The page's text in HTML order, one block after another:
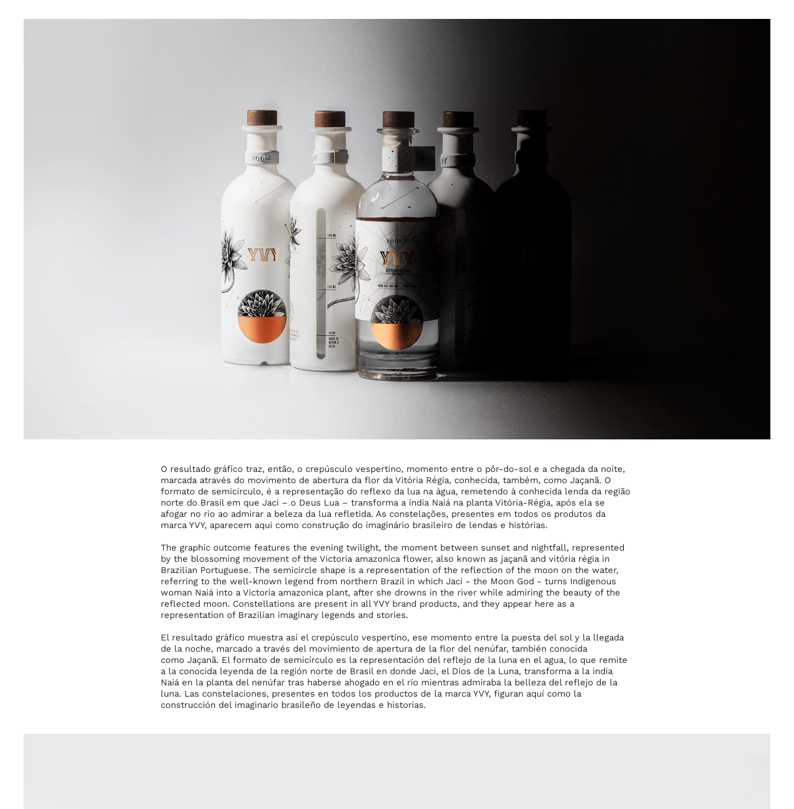
O resultado gráfico traz, então, o crepúsculo vespertino, momento entre o pôr-do-sol e a chegada da noite,
marcada através do movimento de abertura da flor da Vitória Régia, conhecida, também, como Jaçanã. O
formato de semicírculo, é a representação do reflexo da lua na água, remetendo à conhecida lenda da região
norte do Brasil em que Jaci – o Deus Lua – transforma a índia Naiá na planta Vitória-Régia, após ela se
afogar no rio ao admirar a beleza da lua refletida. As constelações, presentes em todos os produtos da
marca YVY, aparecem aqui como construção do imaginário brasileiro de lendas e histórias.
The graphic outcome features the evening twilight, the moment between sunset and nightfall, represented
by the blossoming movement of the Victoria amazonica flower, also known as jaçanã and vitória régia in
Brazilian Portuguese. The semicircle shape is a representation of the reflection of the moon on the water,
referring to the well-known legend from northern Brazil in which Jaci - the Moon God - turns Indigenous
woman Naiá into a Victoria amazonica plant, after she drowns in the river while admiring the beauty of the
reflected moon. Constellations are present in all YVY brand products, and they appear here as a
representation of Brazilian imaginary legends and stories.
El resultado gráfico muestra así el crepúsculo vespertino, ese momento entre la puesta del sol y la llegada
de la noche, marcado a través del movimiento de apertura de la flor del nenúfar, también conocida
como Jaçanã. El formato de semicírculo es la representación del reflejo de la luna en el agua, lo que remite
a la conocida leyenda de la región norte de Brasil en donde Jaci, el Dios de la Luna, transforma a la india
Naiá en la planta del nenúfar tras haberse ahogado en el río mientras admiraba la belleza del reflejo de la
luna. Las constelaciones, presentes en todos los productos de la marca YVY, figuran aquí como la
construcción del imaginario brasileño de leyendas e historias.